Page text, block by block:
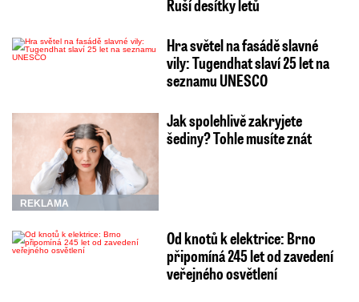
Ruší desítky letů
Hra světel na fasádě slavné
vily: Tugendhat slaví 25 let na
seznamu UNESCO
REKLAMA
Jak spolehlivě zakryjete
šediny? Tohle musíte znát
Od knotů k elektrice: Brno
připomíná 245 let od zavedení
veřejného osvětlení